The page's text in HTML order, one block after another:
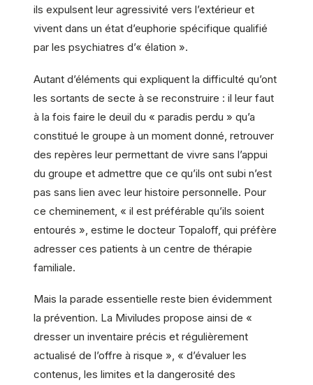
ils expulsent leur agressivité vers l’extérieur et
vivent dans un état d’euphorie spécifique qualifié
par les psychiatres d’« élation ».
Autant d’éléments qui expliquent la difficulté qu’ont
les sortants de secte à se reconstruire : il leur faut
à la fois faire le deuil du « paradis perdu » qu’a
constitué le groupe à un moment donné, retrouver
des repères leur permettant de vivre sans l’appui
du groupe et admettre que ce qu’ils ont subi n’est
pas sans lien avec leur histoire personnelle. Pour
ce cheminement, « il est préférable qu’ils soient
entourés », estime le docteur Topaloff, qui préfère
adresser ces patients à un centre de thérapie
familiale.
Mais la parade essentielle reste bien évidemment
la prévention. La Miviludes propose ainsi de «
dresser un inventaire précis et régulièrement
actualisé de l’offre à risque », « d’évaluer les
contenus, les limites et la dangerosité des